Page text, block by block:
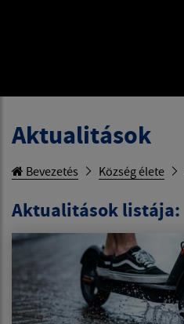
Aktualitások
Bevezetés Község élete
Aktualitások listája: